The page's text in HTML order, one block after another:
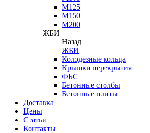
М125
М150
М200
ЖБИ
Назад
ЖБИ
Колодезные кольца
Крышки перекрытия
ФБС
Бетонные столбы
Бетонные плиты
Доставка
Цены
Статьи
Контакты